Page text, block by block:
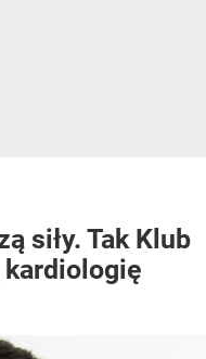
siły. Tak Klub